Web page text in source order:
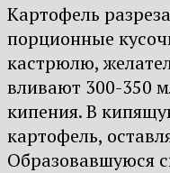
Картофель
порционные
кастрюлю,
вливают 300-350
кипения. В
картофель,
Образовавшуюся